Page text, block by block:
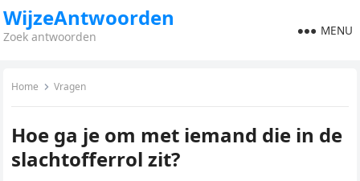
WijzeAntwoorden
Zoek antwoorden MENU
Home Vragen
Hoe ga je om met iemand die in de
slachtofferrol zit?